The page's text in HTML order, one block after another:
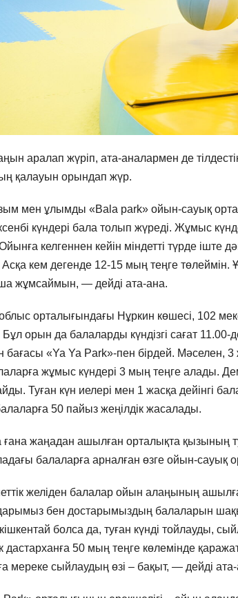
аралап жүріп, ата-аналармен де
қалауын орындап жүр.
мен ұлымды «Bala park» ойын-сауық
күндері бала толып жүреді. Жұмыс
келгеннен кейін міндетті түрде іште
кем дегенде 12-15 мың теңге
жұмсаймын, — дейді ата-ана.
орталығындағы Нұркин көшесі, 102
орын да балаларды күндізгі сағат 11.00-
бағасы «Ya Ya Park»-пен бірдей. Мәселен, 3
жұмыс күндері 3 мың теңге алады.
Туған күн иелері мен 1 жасқа дейінгі
50 пайыз жеңілдік жасалады.
жаңадан ашылған орталықта қызының
балаларға арналған өзге ойын-сауық
желіден балалар ойын алаңының
бен достарымыздың балаларын
болса да, туған күнді тойлауды,
дастарханға 50 мың теңге көлемінде
мереке сыйлаудың өзі – бақыт, — дейді